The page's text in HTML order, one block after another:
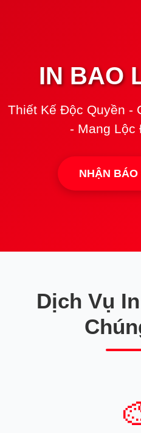
IN BAO
Thiết Kế Độc Quyền -
- Mang Lộc
NHẬN BÁO
Dịch Vụ